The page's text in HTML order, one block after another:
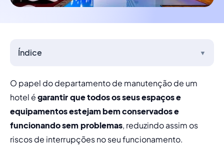
Índice ▼
O papel do departamento de manutenção de um
hotel é garantir que todos os seus espaços e
equipamentos estejam bem conservados e
funcionando sem problemas, reduzindo assim os
riscos de interrupções no seu funcionamento.